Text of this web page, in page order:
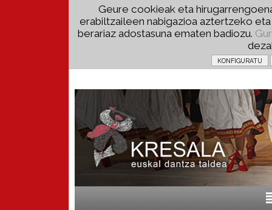
Geure cookieak eta
erabiltzaileen nabigazioa aztertzeko
berariaz adostasuna ematen badiozu.